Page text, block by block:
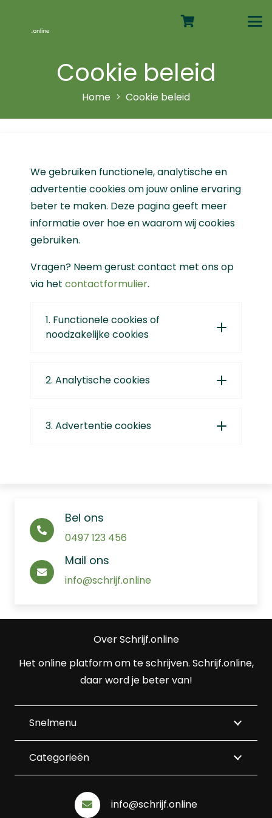
Cookie beleid
Home Cookie beleid
We gebruiken functionele, analytische en
advertentie cookies om jouw online ervaring
beter te maken. Deze pagina geeft meer
informatie over hoe en waarom wij cookies
gebruiken.
Vragen? Neem gerust contact met ons op
via het contactformulier.
1. Functionele cookies of
noodzakelijke cookies
2. Analytische cookies
3. Advertentie cookies
Bel ons
0497 123 456
Mail ons
info@schrijf.online
Over Schrijf.online
Het online platform om te schrijven. Schrijf.online,
daar word je beter van!
Snelmenu
Categorieën
info@schrijf.online